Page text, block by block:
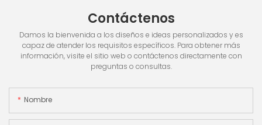
Contáctenos
Damos la bienvenida a los diseños e ideas personalizados y es
capaz de atender los requisitos específicos. Para obtener más
información, visite el sitio web o contáctenos directamente con
preguntas o consultas.
Nombre